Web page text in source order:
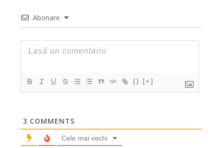
Abonare
{} [+]
3 COMMENTS
Cele mai vechi